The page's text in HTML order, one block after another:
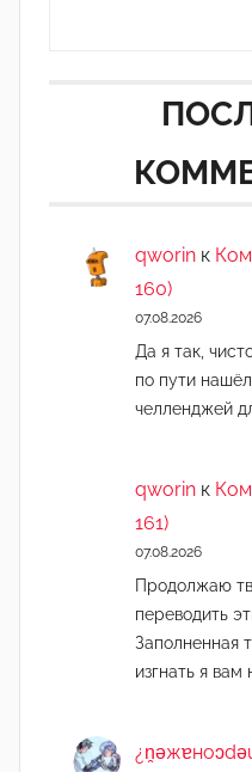
qworin к
160)
07.08.2026
Да я так,
по пути
челленджей
qworin к
161)
07.08.2026
Продолжаю
переводить
Заполненная
изгнать я